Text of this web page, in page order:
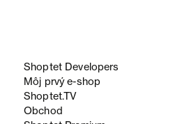
Shoptet Developers
Môj prvý e-shop
Shoptet.TV
Obchod